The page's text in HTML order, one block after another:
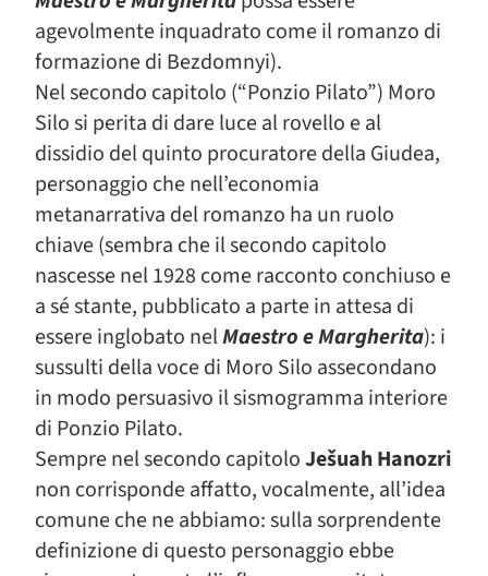
agevolmente inquadrato come il romanzo di
formazione di Bezdomnyi).
Nel secondo capitolo (“Ponzio Pilato”) Moro
Silo si perita di dare luce al rovello e al
dissidio del quinto procuratore della Giudea,
personaggio che nell’economia
metanarrativa del romanzo ha un ruolo
chiave (sembra che il secondo capitolo
nascesse nel 1928 come racconto conchiuso e
a sé stante, pubblicato a parte in attesa di
essere inglobato nelMaestro e Margherita): i
sussulti della voce di Moro Silo assecondano
in modo persuasivo il sismogramma interiore
di Ponzio Pilato.
Sempre nel secondo capitoloJešuah Hanozri
non corrisponde affatto, vocalmente, all’idea
comune che ne abbiamo: sulla sorprendente
definizione di questo personaggio ebbe